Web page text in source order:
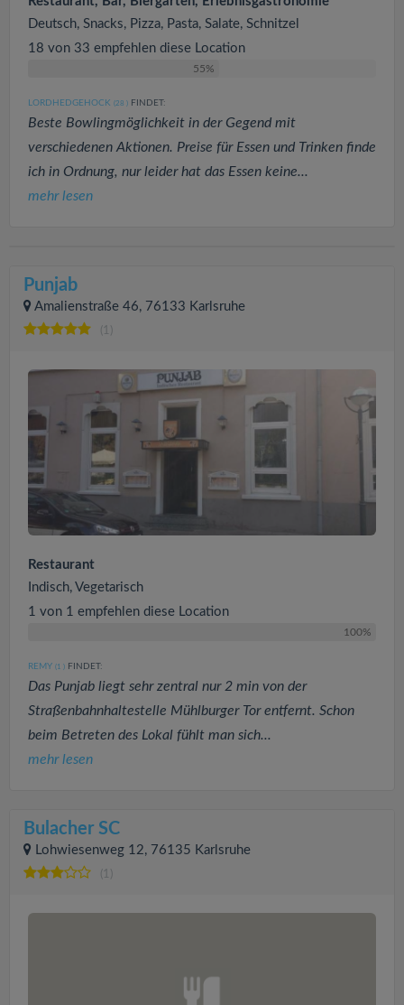
Deutsch, Snacks, Pizza, Pasta, Salate, Schnitzel
18 von 33 empfehlen diese Location
55%
LORDHEDGEHOCK (28 ) FINDET:
Beste Bowlingmöglichkeit in der Gegend mit
verschiedenen Aktionen. Preise für Essen und Trinken finde
ich in Ordnung, nur leider hat das Essen keine...
mehr lesen
Punjab
Amalienstraße 46, 76133 Karlsruhe
(1)
Restaurant
Indisch, Vegetarisch
1 von 1 empfehlen diese Location
100%
REMY (1 ) FINDET:
Das Punjab liegt sehr zentral nur 2 min von der
Straßenbahnhaltestelle Mühlburger Tor entfernt. Schon
beim Betreten des Lokal fühlt man sich...
mehr lesen
Bulacher SC
Lohwiesenweg 12, 76135 Karlsruhe
(1)